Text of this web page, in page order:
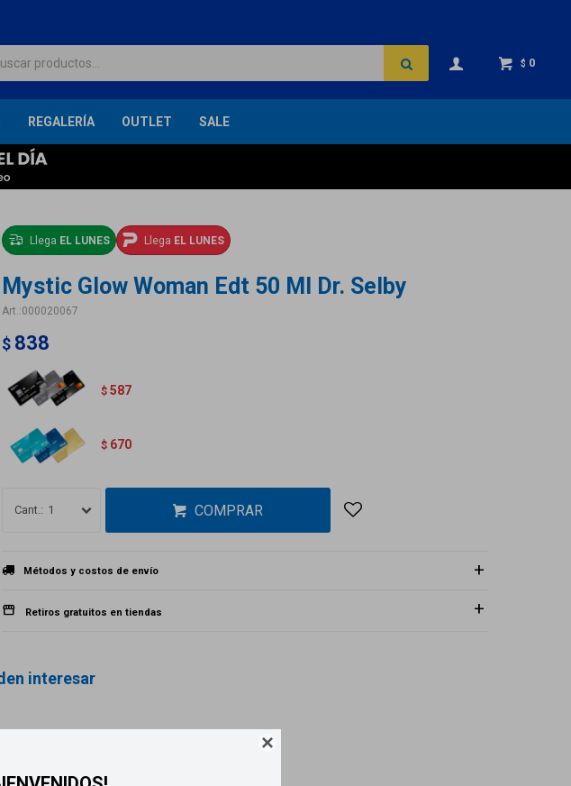

REGALERÍA OUTLET SALE
$ 0
Llega EL LUNES Llega EL LUNES
Mystic Glow Woman Edt 50 Ml Dr. Selby
000020067
$ 838
$ 587
$ 670
1 COMPRAR
Métodos y costos de envío
Retiros gratuitos en tiendas
interesar